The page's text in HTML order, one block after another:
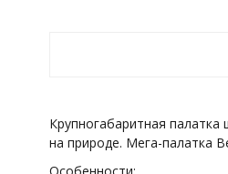
Крупногабаритная
на природе. Мега-палатка